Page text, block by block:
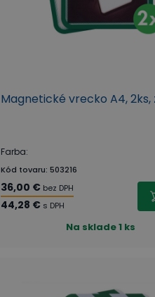
Magnetické vrecko A4, 2ks,
Farba:
Kód tovaru: 503216
36,00 € bez DPH
44,28 € s DPH
Na sklade1 ks